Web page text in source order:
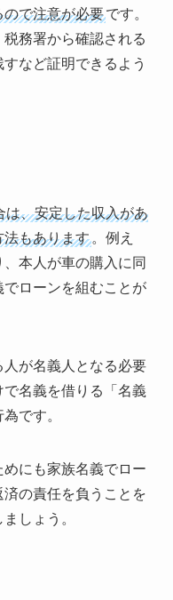
で注意が必要です。
務署から確認される
など証明できるよう
は、安定した収入があ
法もあります。例え
本人が車の購入に同
ローンを組むことが
が名義人となる必要
名義を借りる「名義
です。
にも家族名義でロー
の責任を負うことを
しょう。